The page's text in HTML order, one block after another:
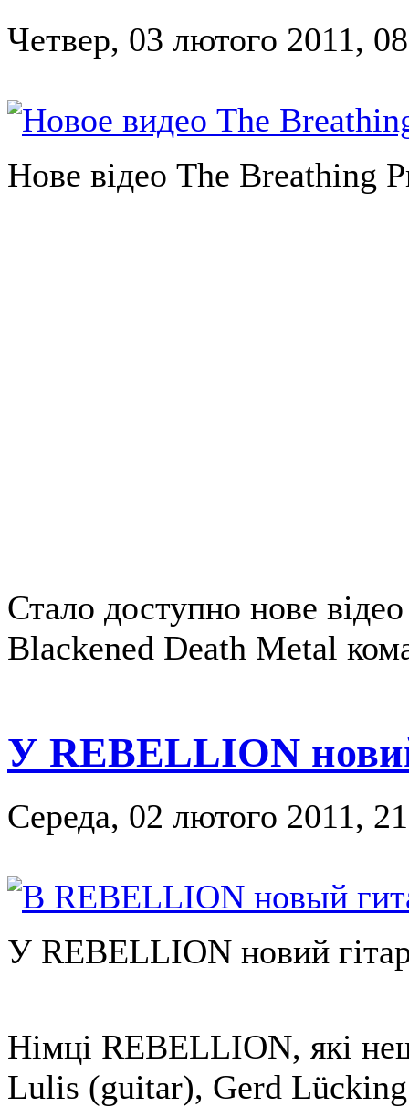
Четвер, 03 лютого 2011,
Нове відео The Breathing
Стало доступно нове
Blackened Death Metal
У REBELLION
Середа, 02 лютого 2011,
У REBELLION новий
Німці REBELLION, які
Lulis (guitar), Gerd